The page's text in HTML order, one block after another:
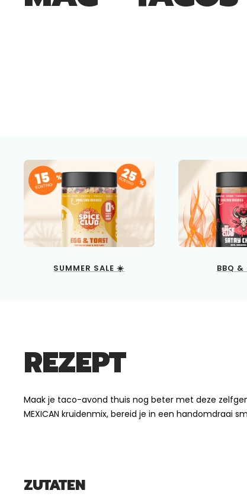
SUMMER SALE ☀️ BBQ &
REZEPT
Maak je taco-avond thuis nog beter met deze
MEXICAN kruidenmix, bereid je in een handomdraai
ZUTATEN